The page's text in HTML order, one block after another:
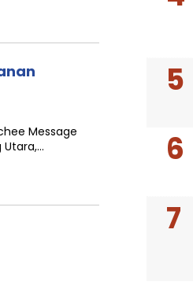
Message
Utara,…